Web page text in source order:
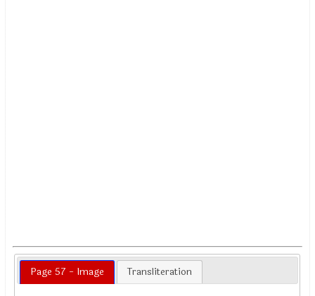
Page 57 - Image Transliteration